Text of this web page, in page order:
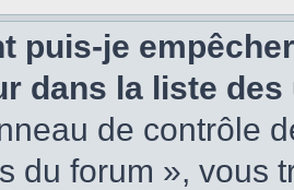
puis-je
dans la liste
de contrôle
du forum », vous